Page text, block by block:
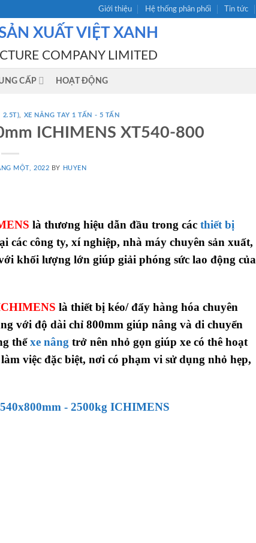
Giới thiệu Hệ thống phân phối Tin tức
XUẤT VIỆT XANH
COMPANY LIMITED
CẤP HOẠT ĐỘNG
2.5T) XE NÂNG TAY 1 TẤN - 5 TẤN
ICHIMENS XT540-800
MỘT, 2022 BY HUYEN
là thương hiệu dẫn đầu trong các thiết bị
các công ty, xí nghiệp, nhà máy chuyên sản xuất,
khối lượng lớn giúp giải phóng sức lao động của
là thiết bị kéo/ đẩy hàng hóa chuyên
với độ dài chỉ 800mm giúp nâng và di chuyển
thểxe nâng trở nên nhỏ gọn giúp xe có thê hoạt
việc đặc biệt, nơi có phạm vi sử dụng nhỏ hẹp,